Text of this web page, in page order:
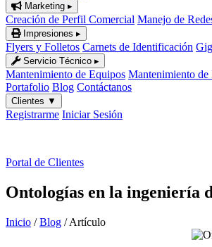
Marketing ▸
Creación de Perfil Comercial Manejo de
Impresiones ▸
Flyers y Folletos Carnets de Identificación
Servicio Técnico ▸
Mantenimiento de Equipos Mantenimiento de
Portafolio Blog Contáctanos
Clientes ▼
Registrarme Iniciar Sesión
Portal de Clientes
Ontologías en la ingeniería
Inicio / Blog /Artículo